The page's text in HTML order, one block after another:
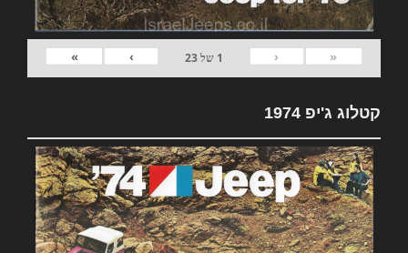
«
‹
1 של23
›
»
קטלוג ג'יפ 1974